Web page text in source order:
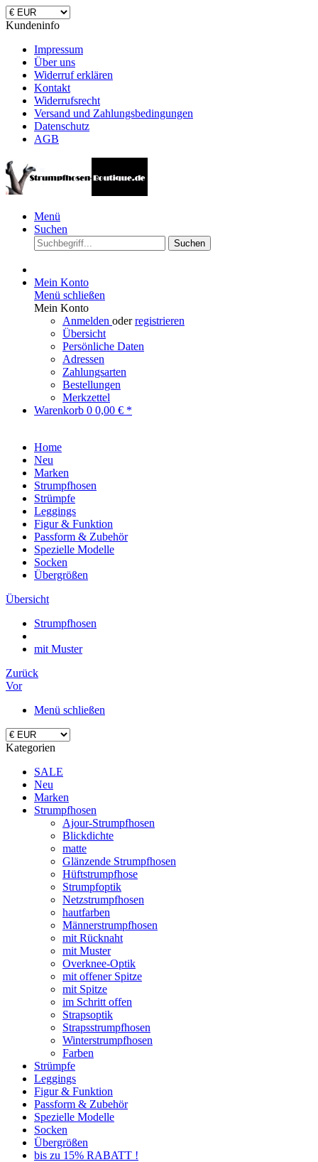
Kundeninfo
Impressum
Über uns
Widerruf erklären
Kontakt
Widerrufsrecht
Versand und Zahlungsbedingungen
Datenschutz
AGB
Menü
Suchen
Suchen
Mein Konto
Menü schließen
Mein Konto
Anmelden oderregistrieren
Übersicht
Persönliche Daten
Adressen
Zahlungsarten
Bestellungen
Merkzettel
Warenkorb 0 0,00 € *
Home
Neu
Marken
Strumpfhosen
Strümpfe
Leggings
Figur & Funktion
Passform & Zubehör
Spezielle Modelle
Socken
Übergrößen
Übersicht
Strumpfhosen
mit Muster
Zurück
Vor
Menü schließen
Kategorien
SALE
Neu
Marken
Strumpfhosen
Ajour-Strumpfhosen
Blickdichte
matte
Glänzende Strumpfhosen
Hüftstrumpfhose
Strumpfoptik
Netzstrumpfhosen
hautfarben
Männerstrumpfhosen
mit Rücknaht
mit Muster
Overknee-Optik
mit offener Spitze
mit Spitze
im Schritt offen
Strapsoptik
Strapsstrumpfhosen
Winterstrumpfhosen
Farben
Strümpfe
Leggings
Figur & Funktion
Passform & Zubehör
Spezielle Modelle
Socken
Übergrößen
bis zu 15% RABATT !